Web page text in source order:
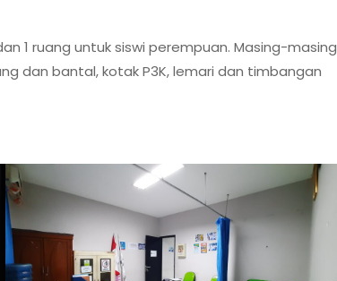
RUANG
UKS
1 ruang untuk siswi perempuan. Masing-masing
dan bantal, kotak P3K, lemari dan timbangan